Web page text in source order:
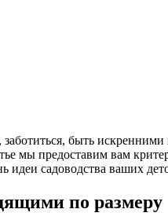
быть
мы предоставим вам
идеи садоводства ваших
по размеру